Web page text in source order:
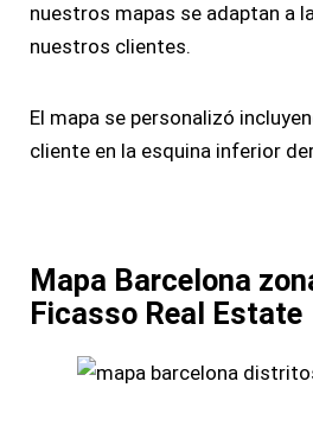
nuestros mapas se adaptan a
nuestros clientes.
El mapa se personalizó
cliente en la esquina inferior
Mapa Barcelona
Ficasso Real Estate